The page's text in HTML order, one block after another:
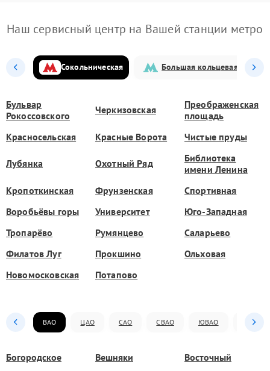
Наш сервисный центр на Вашей станции метро
Сокольническая Большая кольцевая
Бульвар
Рокоссовского
Черкизовская
Преображенская
площадь
Красносельская
Красные Ворота Чистые пруды
Лубянка Охотный Ряд
Библиотека
имени Ленина
Кропоткинская
Фрунзенская
Спортивная
Воробьёвы горы
Университет
Юго-Западная
Тропарёво
Румянцево
Саларьево
Филатов Луг
Прокшино
Ольховая
Новомосковская
Потапово
ВАО ЦАО САО СВАО ЮВАО ЮАО
Богородское Вешняки
Восточный